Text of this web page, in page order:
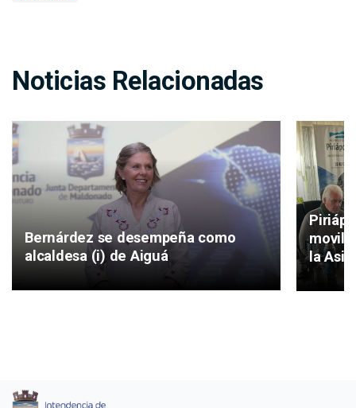
Noticias Relacionadas
Bernárdez se desempeña como
alcaldesa (i) de Aiguá
la